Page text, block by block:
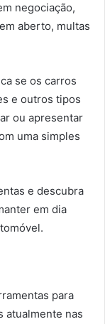
negociação,
aberto, multas
se os carros
e outros tipos
ou apresentar
uma simples
e descubra
em dia
para
atualmente nas